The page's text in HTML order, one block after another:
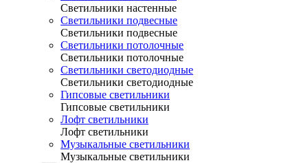
Светильники настенные
Светильники подвесные
Светильники подвесные
Светильники потолочные
Светильники потолочные
Светильники светодиодные
Светильники светодиодные
Гипсовые светильники
Гипсовые светильники
Лофт светильники
Лофт светильники
Музыкальные светильники
Музыкальные светильники